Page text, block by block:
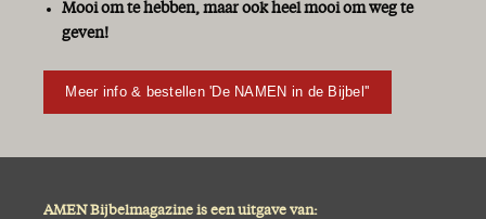
Mooi om te hebben, maar ook heel mooi om weg te
geven!
Meer info & bestellen 'De NAMEN in de Bijbel''
AMEN Bijbelmagazine is een uitgave van: